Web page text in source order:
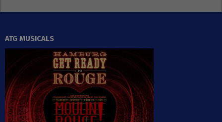
ATG MUSICALS